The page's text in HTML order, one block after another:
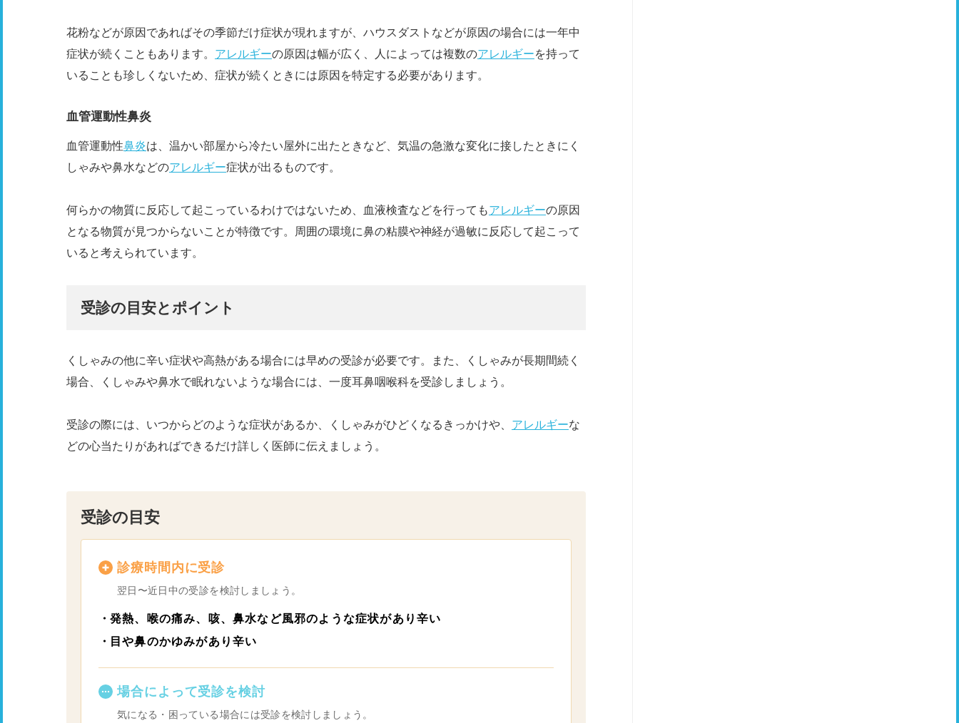
花粉などが原因であればその季節だけ症状が現れますが、ハウスダストなどが原因の場合には一年中
症状が続くこともあります。 アレルギーの原因は幅が広く、人によっては複数のアレルギーを持って
いることも珍しくないため、症状が続くときには原因を特定する必要があります。
血管運動性鼻炎
血管運動性鼻炎は、温かい部屋から冷たい屋外に出たときなど、気温の急激な変化に接したときにく
しゃみや鼻水などのアレルギー症状が出るものです。
何らかの物質に反応して起こっているわけではないため、血液検査などを行ってもアレルギーの原因
となる物質が見つからないことが特徴です。周囲の環境に鼻の粘膜や神経が過敏に反応して起こって
いると考えられています。
受診の目安とポイント
くしゃみの他に辛い症状や高熱がある場合には早めの受診が必要です。また、くしゃみが長期間続く
場合、くしゃみや鼻水で眠れないような場合には、一度耳鼻咽喉科を受診しましょう。
受診の際には、いつからどのような症状があるか、くしゃみがひどくなるきっかけや、 アレルギーな
どの心当たりがあればできるだけ詳しく医師に伝えましょう。
受診の目安
診療時間内に受診
翌日〜近日中の受診を検討しましょう。
発熱、喉の痛み、咳、鼻水など風邪のような症状があり辛い
目や鼻のかゆみがあり辛い
場合によって受診を検討
気になる・困っている場合には受診を検討しましょう。